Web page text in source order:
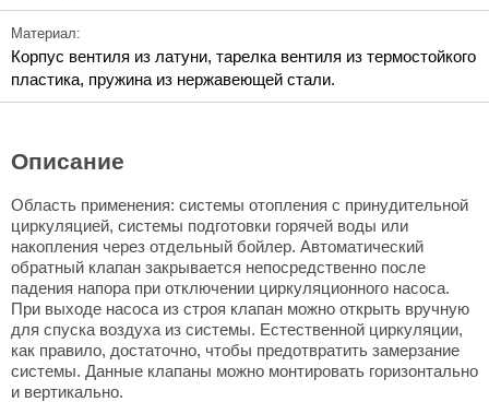
Материал:
Корпус вентиля из латуни, тарелка вентиля из термостойкого
пластика, пружина из нержавеющей стали.
Описание
Область применения: системы отопления с принудительной
циркуляцией, системы подготовки горячей воды или
накопления через отдельный бойлер. Автоматический
обратный клапан закрывается непосредственно после
падения напора при отключении циркуляционного насоса.
При выходе насоса из строя клапан можно открыть вручную
для спуска воздуха из системы. Естественной циркуляции,
как правило, достаточно, чтобы предотвратить замерзание
системы. Данные клапаны можно монтировать горизонтально
и вертикально.